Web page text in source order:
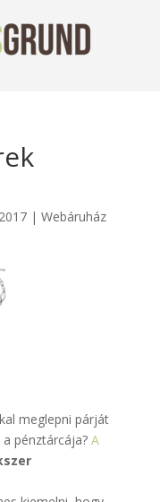
| Webáruház
meglepni párját
pénztárcája? A